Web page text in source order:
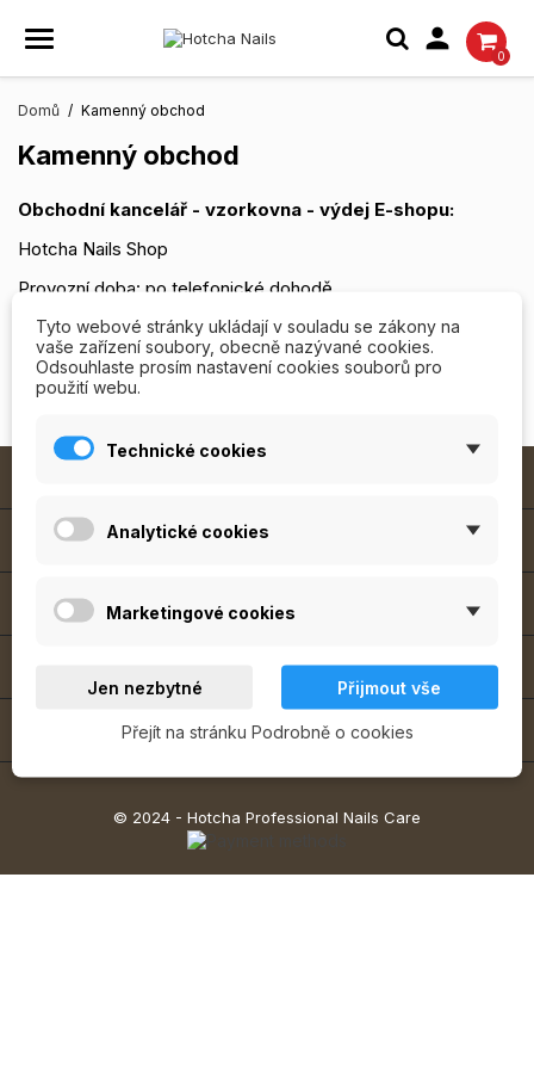

0
Domů Kamenný obchod
Kamenný obchod
Obchodní kancelář - vzorkovna - výdej E-shopu:
Hotcha Nails Shop
Provozní doba: po telefonické dohodě
adresa: Lamačova 825/11, Praha 5 - Barrandov
kontakt: Mgr. Beata Čepeláková - tel: 603717274
O NÁS
NAKUPOVÁNÍ

INFORMACE O OBCHODU
© 2024 - Hotcha Professional Nails Care
Tyto webové stránky ukládají v souladu se zákony na
vaše zařízení soubory, obecně nazývané cookies.
Odsouhlaste prosím nastavení cookies souborů pro
použití webu.
Technické cookies
Analytické cookies
Marketingové cookies
Jen nezbytné Přijmout vše
Přejít na stránku Podrobně o cookies